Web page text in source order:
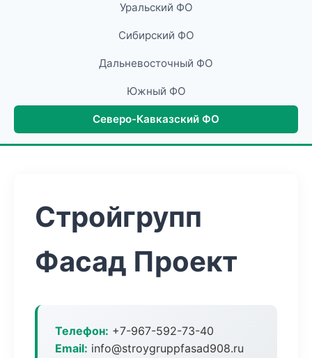
Уральский ФО
Сибирский ФО
Дальневосточный ФО
Южный ФО
Северо-Кавказский ФО
Стройгрупп
Фасад Проект
Телефон: +7-967-592-73-40
Email: info@stroygruppfasad908.ru